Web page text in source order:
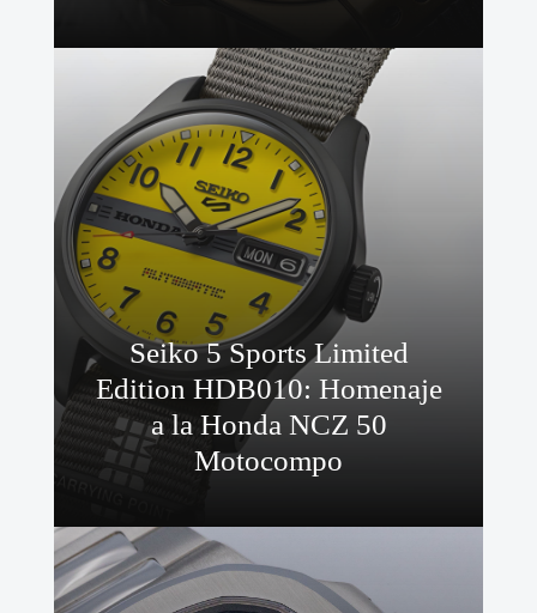
Seiko 5 Sports Limited
Edition HDB010: Homenaje
a la Honda NCZ 50
Motocompo